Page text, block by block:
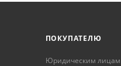
ПОКУПАТЕЛЮ
Юридическим лицам